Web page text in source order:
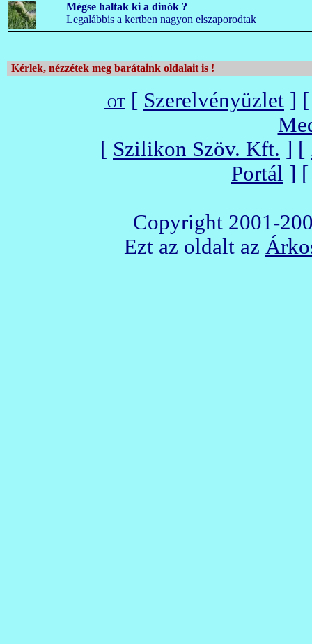
Mégse haltak ki a dinók ?
Legalábbis a kertben nagyon elszaporodtak
Kérlek, nézzétek meg barátaink oldalait is !
OT [ Szerelvényüzlet ]
[ Szilikon Szöv. Kft. ] [
Portál ]
Copyright 2001-
Ezt az oldalt az